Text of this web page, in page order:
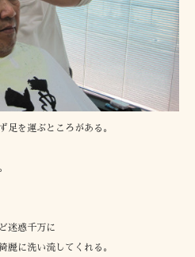
足を運ぶところがある。
迷惑千万に
麗に洗い流してくれる。